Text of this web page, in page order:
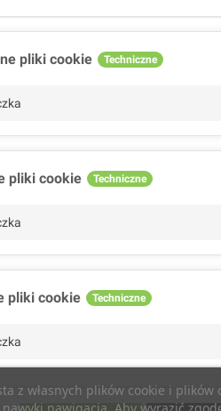
z własnych plików cookie i
pliki cookie Techniczne
pliki cookie Techniczne
pliki cookie Techniczne